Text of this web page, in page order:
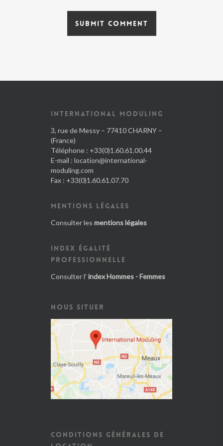
INTERNATIONAL MODULING
3, rue de Messy – 77410 CHARNY –
(France)
Téléphone : +33(0)1.60.61.00.44
E-mail : location@international-
moduling.com
Fax : +33(0)1.60.61.07.70
MENTIONS LÉGALES
Consulter les mentions légales
INDEX ÉGALITÉ
PROFESSIONNELLE
Consulter l' index Hommes - Femmes
NOUS SITUER
CONDITIONS GÉNÉRALES DE